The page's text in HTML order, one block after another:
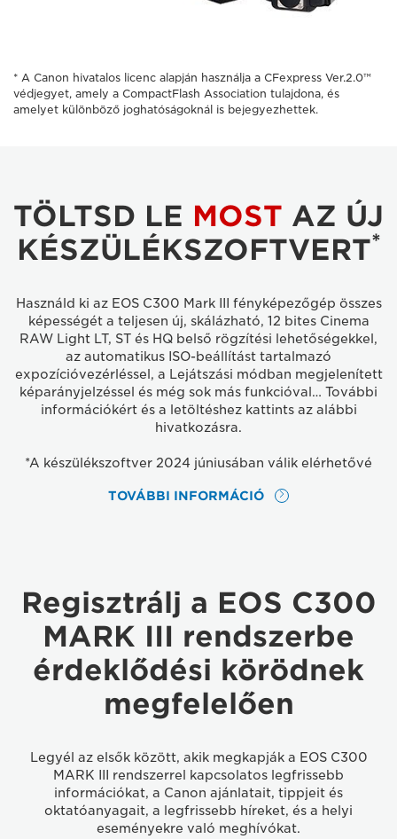
* A Canon hivatalos licenc alapján használja a CFexpress Ver.2.0™
védjegyet, amely a CompactFlash Association tulajdona, és
amelyet különböző joghatóságoknál is bejegyezhettek.
TÖLTSD LE MOST AZ ÚJ
KÉSZÜLÉKSZOFTVERT*
Használd ki az EOS C300 Mark III fényképezőgép összes
képességét a teljesen új, skálázható, 12 bites Cinema
RAW Light LT, ST és HQ belső rögzítési lehetőségekkel,
az automatikus ISO-beállítást tartalmazó
expozícióvezérléssel, a Lejátszási módban megjelenített
képarányjelzéssel és még sok más funkcióval… További
információkért és a letöltéshez kattints az alábbi
hivatkozásra.
*A készülékszoftver 2024 júniusában válik elérhetővé
TOVÁBBI INFORMÁCIÓ
Regisztrálj a EOS C300
MARK III rendszerbe
érdeklődési körödnek
megfelelően
Legyél az elsők között, akik megkapják a EOS C300
MARK III rendszerrel kapcsolatos legfrissebb
információkat, a Canon ajánlatait, tippjeit és
oktatóanyagait, a legfrissebb híreket, és a helyi
eseményekre való meghívókat.